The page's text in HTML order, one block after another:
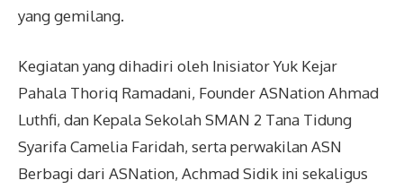
yang gemilang.
Kegiatan yang dihadiri oleh Inisiator Yuk Kejar
Pahala Thoriq Ramadani, Founder ASNation Ahmad
Luthfi, dan Kepala Sekolah SMAN 2 Tana Tidung
Syarifa Camelia Faridah, serta perwakilan ASN
Berbagi dari ASNation, Achmad Sidik ini sekaligus